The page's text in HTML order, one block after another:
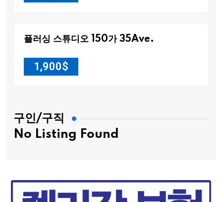
플러싱 스튜디오 150가 35Ave.
1,900$
구인/구직
No Listing Found